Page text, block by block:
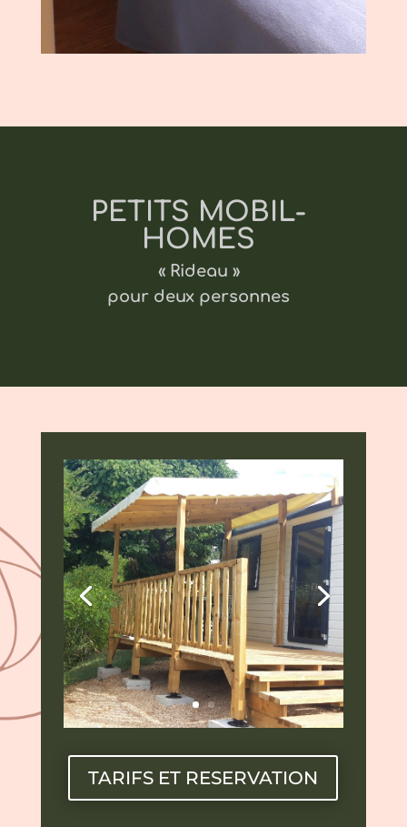
PETITS MOBIL-
HOMES
« Rideau »
pour deux personnes
TARIFS ET RESERVATION